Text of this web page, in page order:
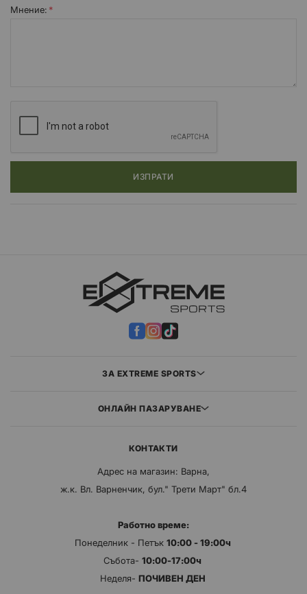
Мнение:
ИЗПРАТИ
ЗА EXTREME SPORTS
ОНЛАЙН ПАЗАРУВАНЕ
КОНТАКТИ
Адрес на магазин: Варна,
ж.к. Вл. Варненчик, бул." Трети Март" бл.4
Работно време:
Понеделник - Петък 10:00 - 19:00ч
Събота- 10:00-17:00ч
Неделя- ПОЧИВЕН ДЕН